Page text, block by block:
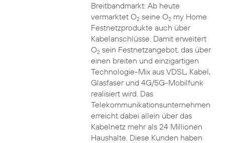
Breitbandmarkt: Ab heute
vermarktet O2seine O2my Home
Festnetzprodukte auch über
Kabelanschlüsse. Damit erweitert
O2sein Festnetzangebot, das über
einen breiten und einzigartigen
Technologie-Mix aus VDSL, Kabel,
Glasfaser und 4G/5G-Mobilfunk
realisiert wird. Das
Telekommunikationsunternehmen
erreicht dabei allein über das
Kabelnetz mehr als 24 Millionen
Haushalte. Diese Kunden haben